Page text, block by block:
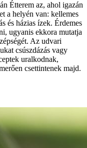
Étterem az, ahol igazán
a helyén van: kellemes
és házias ízek. Érdemes
ugyanis ekkora mutatja
Az udvari
csúszdázás vagy
uralkodnak,
csettintenek majd.